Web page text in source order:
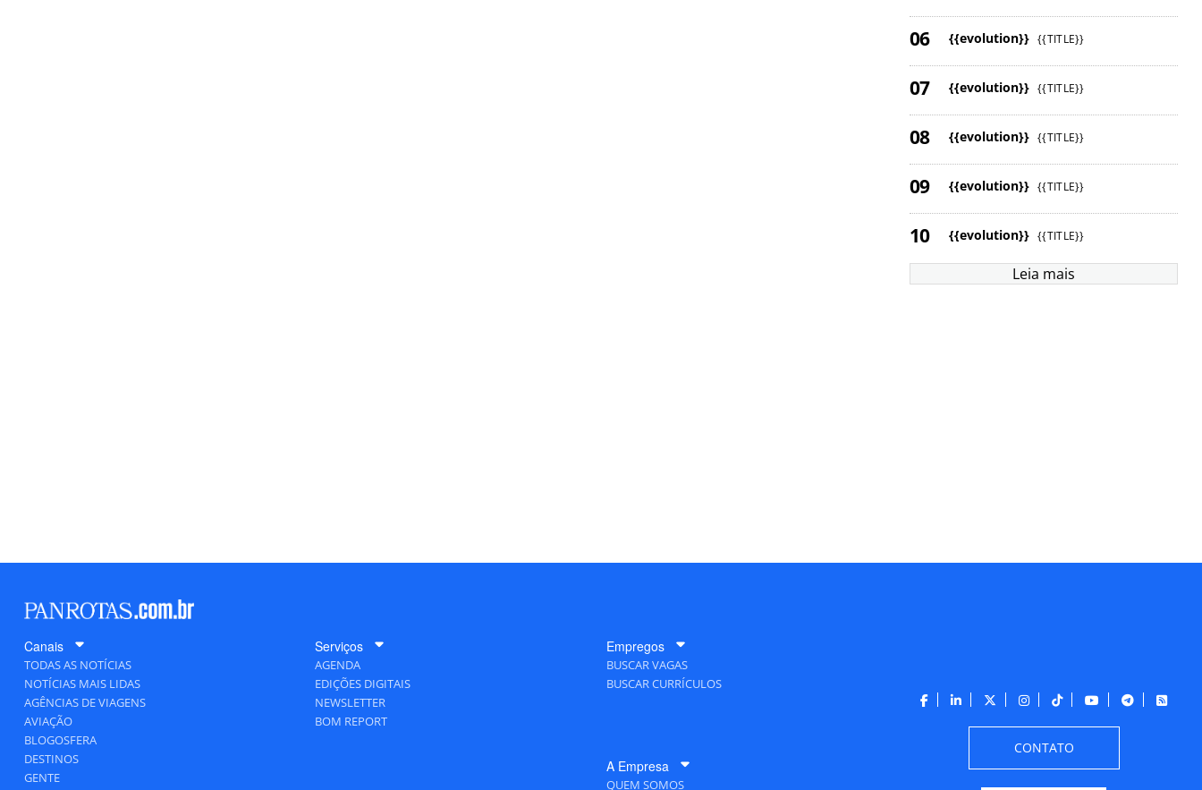
{{evolution}} {{TITLE}}
{{evolution}} {{TITLE}}
{{evolution}} {{TITLE}}
{{evolution}} {{TITLE}}
{{evolution}} {{TITLE}}
Leia mais
Canais
TODAS AS NOTÍCIAS
NOTÍCIAS MAIS LIDAS
AGÊNCIAS DE VIAGENS
AVIAÇÃO
BLOGOSFERA
DESTINOS
GENTE
Serviços
AGENDA
EDIÇÕES DIGITAIS
NEWSLETTER
BOM REPORT
Empregos
BUSCAR VAGAS
BUSCAR CURRÍCULOS
A Empresa
QUEM SOMOS
CONTATO